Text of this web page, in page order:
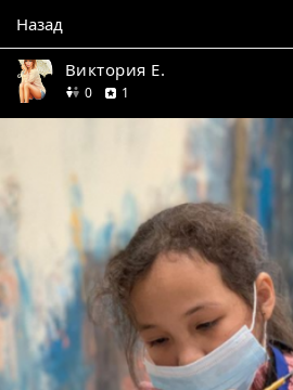
Назад
Виктория Е.
0друзей
1